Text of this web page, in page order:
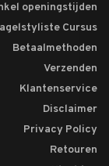
openingstijden
Cursus
Betaalmethoden
Verzenden
Klantenservice
Disclaimer
Privacy Policy
Retouren